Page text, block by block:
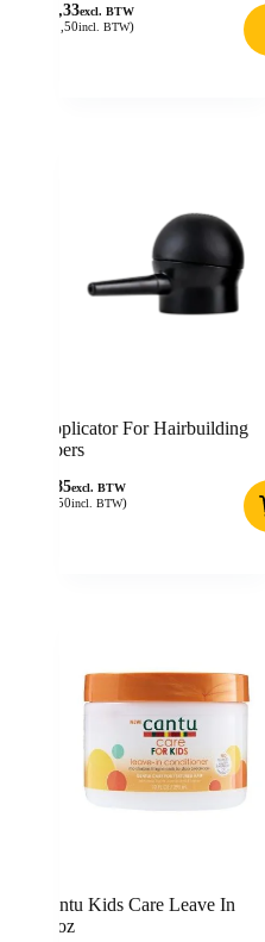
10,33excl. BTW
12,50incl. BTW)
Applicator For Hairbuilding
Fibers
7,85excl. BTW
9,50incl. BTW)
Cantu Kids Care Leave In
10oz